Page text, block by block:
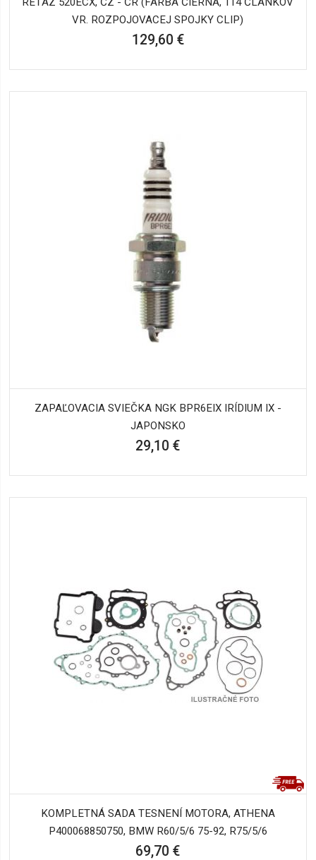
VR. ROZPOJOVACEJ SPOJKY CLIP)
129,60 €
ZAPAĽOVACIA SVIEČKA NGK BPR6EIX IRÍDIUM IX -
JAPONSKO
29,10 €
KOMPLETNÁ SADA TESNENÍ MOTORA, ATHENA
P400068850750, BMW R60/5/6 75-92, R75/5/6
69,70 €